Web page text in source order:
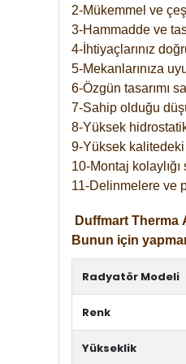
2-Mükemmel ve
3-Hammadde ve
4-İhtiyaçlarınız
5-Mekanlarınıza
6-Özgün tasarımı
7-Sahip olduğu
8-Yüksek
9-Yüksek kalitedeki
10-Montaj
11-Delinmelere ve
Duffmart Therma
Bunun için
Radyatör Modeli
Renk
Yükseklik